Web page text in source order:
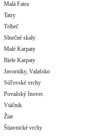
Malá Fatra
Tatry
Tríbeč
Slnečné skaly
Malé Karpaty
Biele Karpaty
Javorníky, Valašsko
Súľovské vrchy
Považský Inovec
Vtáčnik
Žiar
Štiavnické vrchy